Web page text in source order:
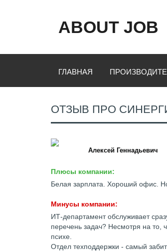
ABOUT JOB
ГЛАВНАЯ
ОТЗЫВ ПРО
Алексей Геннадьевич
Плюсы компании:
Белая зарплата. Хороший офис.
Минусы компании:
ИТ-департамент обслуживает
перечень задач? Несмотря на то,
психе.
Отдел техподдержки - самый